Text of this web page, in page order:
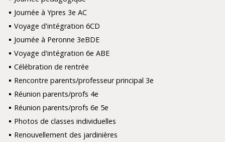
Journée à Ypres 3e AC
Voyage d'intégration 6CD
Journée à Peronne 3eBDE
Voyage d'intégration 6e ABE
Célébration de rentrée
Rencontre parents/professeur principal 3e
Réunion parents/profs 4e
Réunion parents/profs 6e 5e
Photos de classes individuelles
Renouvellement des jardinières